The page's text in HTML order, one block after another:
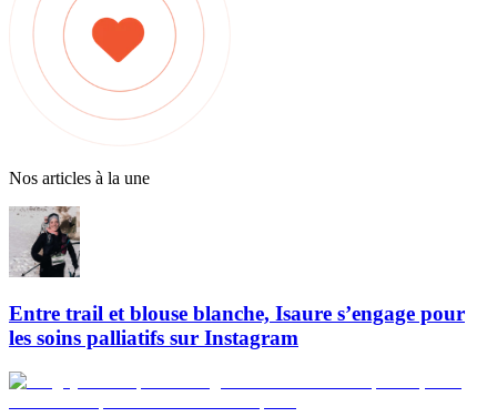
Nos articles à la une
Entre trail et blouse blanche, Isaure s’engage pour
les soins palliatifs sur Instagram